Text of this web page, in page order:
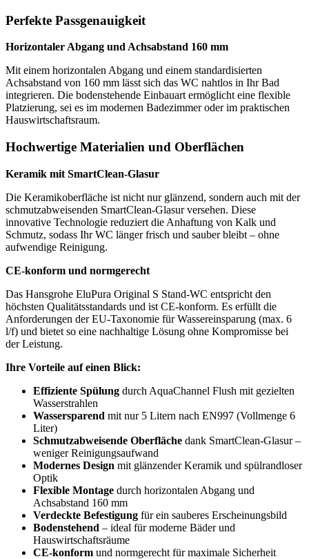
Perfekte Passgenauigkeit
Horizontaler Abgang und Achsabstand 160 mm
Mit einem horizontalen Abgang und einem standardisierten
Achsabstand von 160 mm lässt sich das WC nahtlos in Ihr Bad
integrieren. Die bodenstehende Einbauart ermöglicht eine flexible
Platzierung, sei es im modernen Badezimmer oder im praktischen
Hauswirtschaftsraum.
Hochwertige Materialien und Oberflächen
Keramik mit SmartClean-Glasur
Die Keramikoberfläche ist nicht nur glänzend, sondern auch mit der
schmutzabweisenden SmartClean-Glasur versehen. Diese
innovative Technologie reduziert die Anhaftung von Kalk und
Schmutz, sodass Ihr WC länger frisch und sauber bleibt – ohne
aufwendige Reinigung.
CE-konform und normgerecht
Das Hansgrohe EluPura Original S Stand-WC entspricht den
höchsten Qualitätsstandards und ist CE-konform. Es erfüllt die
Anforderungen der EU-Taxonomie für Wassereinsparung (max. 6
l/f) und bietet so eine nachhaltige Lösung ohne Kompromisse bei
der Leistung.
Ihre Vorteile auf einen Blick:
Effiziente Spülung durch AquaChannel Flush mit gezielten
Wasserstrahlen
Wassersparend mit nur 5 Litern nach EN997 (Vollmenge 6
Liter)
Schmutzabweisende Oberfläche dank SmartClean-Glasur –
weniger Reinigungsaufwand
Modernes Design mit glänzender Keramik und spülrandloser
Optik
Flexible Montage durch horizontalen Abgang und
Achsabstand 160 mm
Verdeckte Befestigung für ein sauberes Erscheinungsbild
Bodenstehend – ideal für moderne Bäder und
Hauswirtschaftsräume
CE-konform und normgerecht für maximale Sicherheit